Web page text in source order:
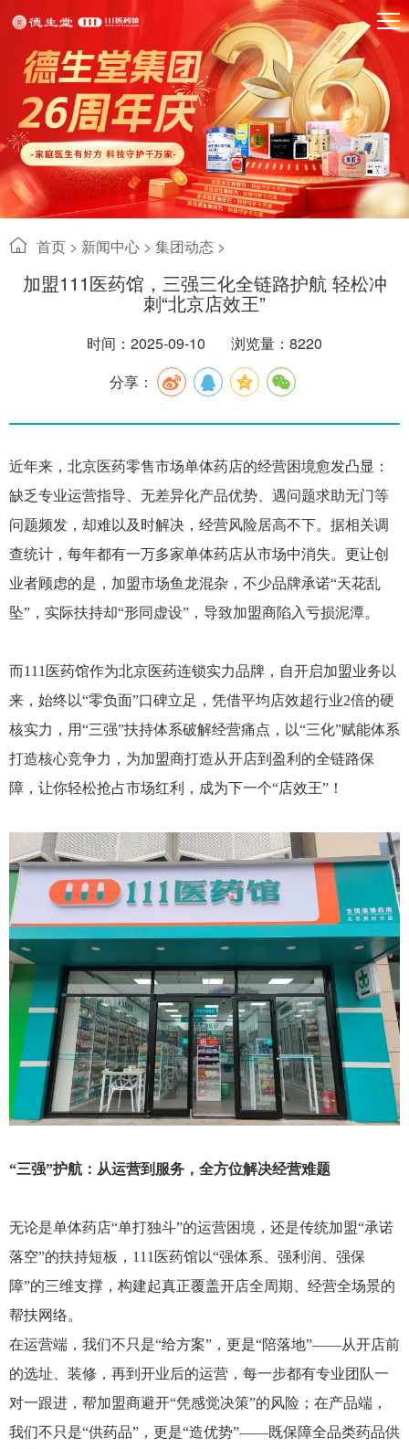
首页 > 新闻中心 > 集团动态 >
加盟111医药馆，三强三化全链路护航 轻松冲
刺“北京店效王”
时间：2025-09-10
浏览量：8220
分享：
近年来，北京医药零售市场单体药店的经营困境愈发凸显：
缺乏专业运营指导、无差异化产品优势、遇问题求助无门等
问题频发，却难以及时解决，经营风险居高不下。据相关调
查统计，每年都有一万多家单体药店从市场中消失。更让创
业者顾虑的是，加盟市场鱼龙混杂，不少品牌承诺“天花乱
坠”，实际扶持却“形同虚设”，导致加盟商陷入亏损泥潭。
而111医药馆作为北京医药连锁实力品牌，自开启加盟业务以
来，始终以“零负面”口碑立足，凭借平均店效超行业2倍的硬
核实力，用“三强”扶持体系破解经营痛点，以“三化”赋能体系
打造核心竞争力，为加盟商打造从开店到盈利的全链路保
障，让你轻松抢占市场红利，成为下一个“店效王”！
“三强”护航：从运营到服务，全方位解决经营难题
无论是单体药店“单打独斗”的运营困境，还是传统加盟“承诺
落空”的扶持短板，111医药馆以“强体系、强利润、强保
障”的三维支撑，构建起真正覆盖开店全周期、经营全场景的
帮扶网络。
在运营端，我们不只是“给方案”，更是“陪落地”——从开店前
的选址、装修，再到开业后的运营，每一步都有专业团队一
对一跟进，帮加盟商避开“凭感觉决策”的风险；在产品端，
我们不只是“供药品”，更是“造优势”——既保障全品类药品供